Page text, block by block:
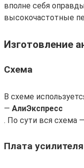
вполне себя
высокочастотные
Изготовление
Схема
В схеме
— АлиЭкспресс
. По сути вся схема
Плата усилителя